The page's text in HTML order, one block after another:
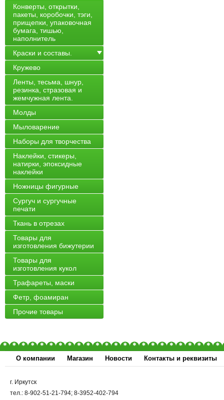
Конверты, открытки,
пакеты, коробочки, тэги,
прищепки, упаковочная
бумага, тишью,
наполнитель
Краски и составы.
Кружево
Ленты, тесьма, шнур,
резинка, стразовая и
жемчужная лента.
Молды
Мыловарение
Наборы для творчества
Наклейки, стикеры,
натирки, эпоксидные
наклейки
Ножницы фигурные
Сургуч и сургучные
печати
Ткань в отрезах
Товары для
изготовления бижутерии
Товары для
изготовления кукол
Трафареты, маски
Фетр, фоамиран
Прочие товары
О компании Магазин Новости Контакты и реквизиты
г. Иркутск
тел.: 8-902-51-21-794; 8-3952-402-794